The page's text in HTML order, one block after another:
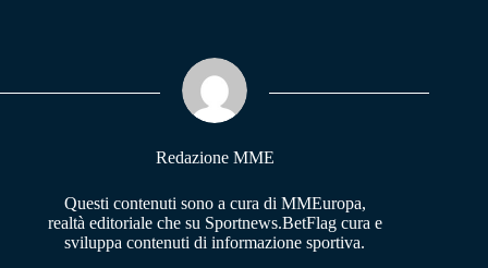
pp m
Redazione MME
Questi contenuti sono a cura di MMEuropa,
realtà editoriale che su Sportnews.BetFlag cura e
sviluppa contenuti di informazione sportiva.